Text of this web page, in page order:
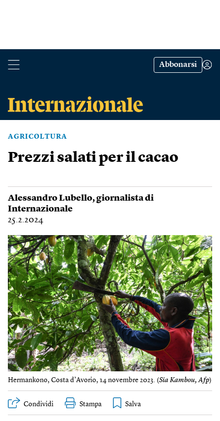
Abbonarsi
AGRICOLTURA
Prezzi salati per il cacao
Alessandro Lubello, giornalista di
Internazionale
25.2.2024
Hermankono, Costa d’Avorio, 14 novembre 2023. (Sia Kambou, Afp)
Condividi Stampa